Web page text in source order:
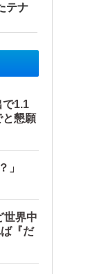
テナ
で1.1
と懇願
？」
世界中
『だ